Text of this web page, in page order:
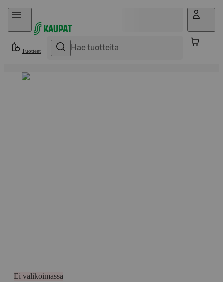
Hyppää sisältöön
Tuotteet
Ei valikoimassa